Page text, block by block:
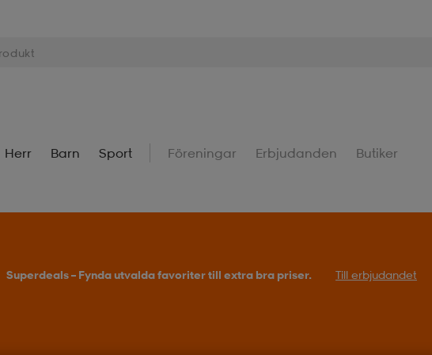
Herr Barn Sport Föreningar Erbjudanden Butiker
Superdeals – Fynda utvalda favoriter till extra bra priser. Till erbjudandet